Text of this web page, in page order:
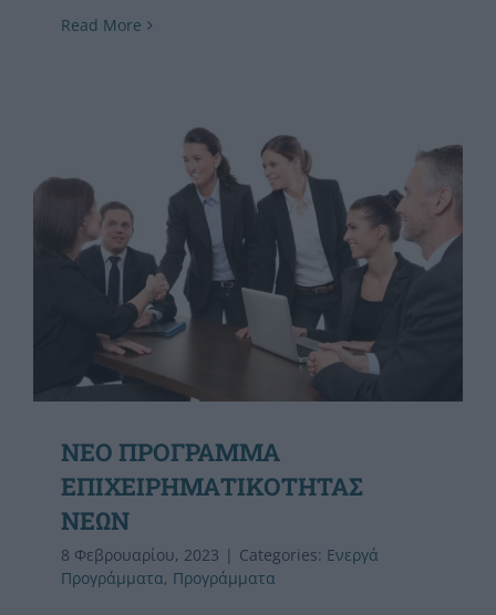
Read More
ΝΕΟ ΠΡΟΓΡΑΜΜΑ
ΕΠΙΧΕΙΡΗΜΑΤΙΚΟΤΗΤΑΣ
ΝΕΩΝ
8 Φεβρουαρίου, 2023 | Categories: Ενεργά
Προγράμματα, Προγράμματα